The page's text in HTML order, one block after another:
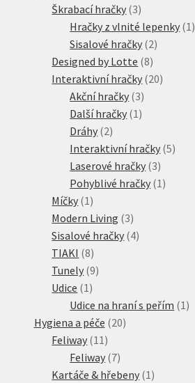
produktů
Škrabací hračky 33
produkty
Hračky z vlnité lepenky 1 1
Sisalové hračky 22
Designed by Lotte 88
produktů
Interaktivní hračky 2020
Akční hračky 33
produkty
Další hračky 1 1
Dráhy 22
produkty
Interaktivní hračky 55
Laserové hračky 33
produkty
Pohyblivé hračky 1 1
Míčky 1 1
produkt
Modern Living 33
produkty
Sisalové hračky 44
TIAKI 88
produktů
Tunely 99
Udice 1 1
produkt
Udice na hraní s peřím 1 1
Hygiena a péče 2020
Feliway 11 11
produktů
Feliway 77
produktů
Kartáče & hřebeny 1 1